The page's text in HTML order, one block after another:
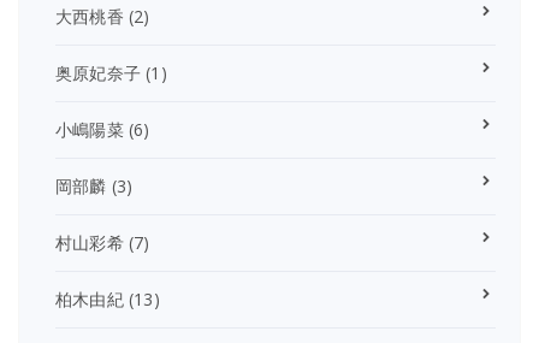
大西桃香 (2)
奥原妃奈子 (1)
小嶋陽菜(6)
岡部麟 (3)
村山彩希(7)
柏木由紀(13)